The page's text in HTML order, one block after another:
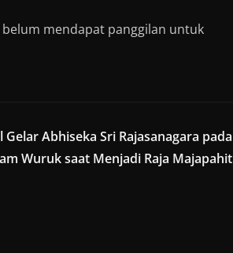
mendapat panggilan untuk
Gelar Abhiseka Sri Rajasanagara pada
Wuruk saat Menjadi Raja Majapahit